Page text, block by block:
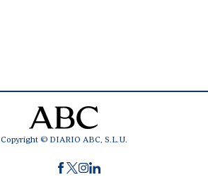
Copyright © DIARIO ABC, S.L.U.